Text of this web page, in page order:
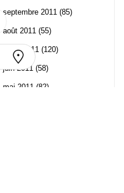
septembre 2011 (85)
août 2011 (55)
juillet 2011 (120)
juin 2011 (58)
mai 2011 (82)